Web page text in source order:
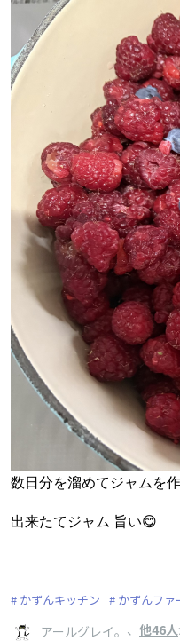
数日分を溜めてジャムを
出来たてジャム 旨い😋
かずんキッチン かずんファ
アールグレイ。 、 他46人